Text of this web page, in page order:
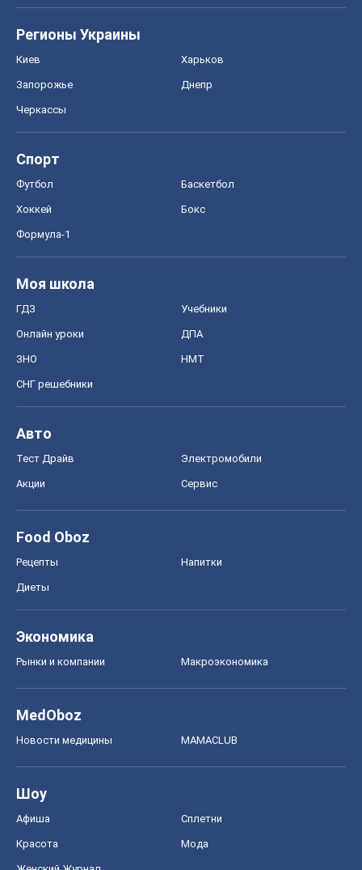
Регионы Украины
Киев Харьков
Запорожье Днепр
Черкассы
Спорт
Футбол Баскетбол
Хоккей Бокс
Формула-1
Моя школа
ГДЗ Учебники
Онлайн уроки ДПА
ЗНО НМТ
СНГ решебники
Авто
Тест Драйв Электромобили
Акции Сервис
Food Oboz
Рецепты Напитки
Диеты
Экономика
Рынки и компании Mакроэкономика
MedOboz
Новости медицины MAMACLUB
Шоу
Афиша Сплетни
Красота Мода